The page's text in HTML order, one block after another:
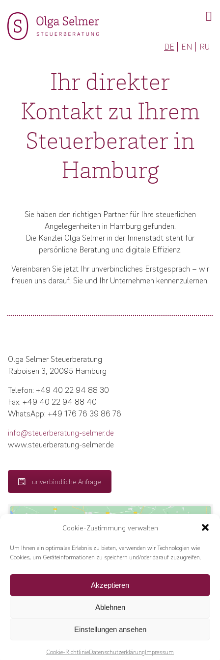
Cookie-Zustimmung verwalten
Um Ihnen ein optimales Erlebnis zu bieten, verwenden wir Technologien wie
Cookies, um Geräteinformationen zu speichern und/oder darauf zuzugreifen.
Akzeptieren
Ablehnen
Einstellungen ansehen
Cookie-RichtlinieDatenschutzerklärungImpressum
DE EN RU
Ihr direkter
Kontakt zu Ihrem
Steuerberater in
Hamburg
Sie haben den richtigen Partner für Ihre steuerlichen
Angelegenheiten in Hamburg gefunden.
Die Kanzlei Olga Selmer in der Innenstadt steht für
persönliche Beratung und digitale Effizienz.
Vereinbaren Sie jetzt Ihr unverbindliches Erstgespräch – wir
freuen uns darauf, Sie und Ihr Unternehmen kennenzulernen.
Olga Selmer Steuerberatung
Raboisen 3, 20095 Hamburg
Telefon: +49 40 22 94 88 30
Fax: +49 40 22 94 88 40
WhatsApp: +49 176 76 39 86 76
info@steuerberatung-selmer.de
www.steuerberatung-selmer.de
unverbindliche Anfrage
Klicke hier, um Marketing-Cookies zu
akzeptieren und diesen Inhalt zu aktivieren